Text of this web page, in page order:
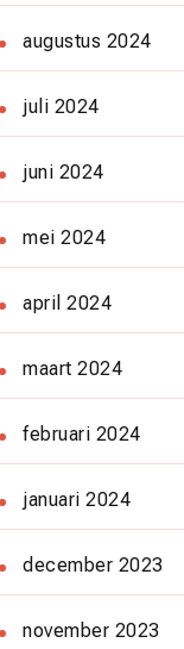
augustus 2024
juli 2024
juni 2024
mei 2024
april 2024
maart 2024
februari 2024
januari 2024
december 2023
november 2023